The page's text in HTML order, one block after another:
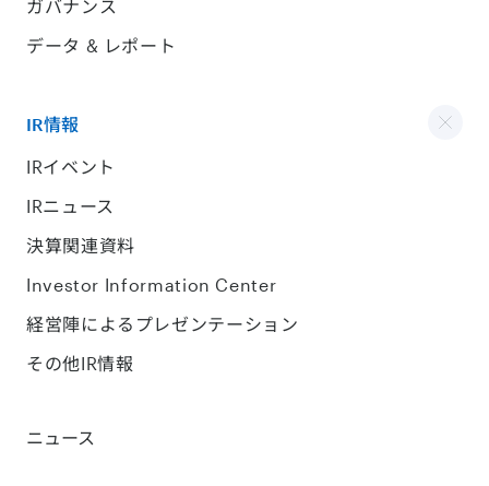
ガバナンス
データ & レポート
IR情報
IRイベント
IRニュース
決算関連資料
Investor Information Center
経営陣によるプレゼンテーション
その他IR情報
ニュース